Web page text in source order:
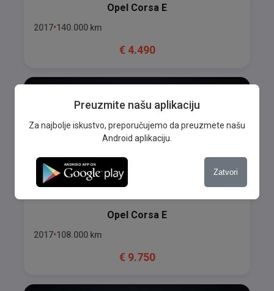
Opel Corsa E
2017 140.000 km
€ 4.490
Opel Corsa E
2017 108.000 km
€ 9.750
Preuzmite našu aplikaciju
Za najbolje iskustvo, preporučujemo da preuzmete našu
Android aplikaciju.
Zatvori